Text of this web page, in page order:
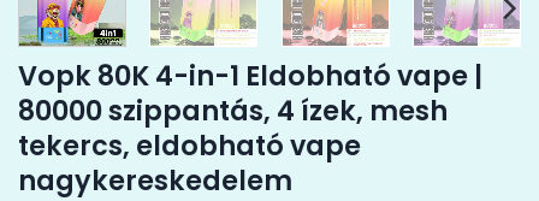
Vopk 80K 4-in-1 Eldobható vape |
80000 szippantás, 4 ízek, mesh
tekercs, eldobható vape
nagykereskedelem